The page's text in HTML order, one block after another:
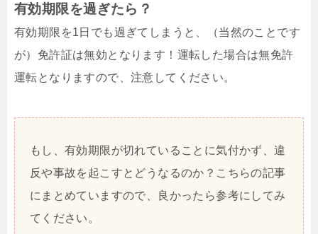
有効期限を過ぎたら？
有効期限を1日でも過ぎてしまうと、（当然のことです
が）免許証は無効となります！運転した場合は無免許
運転となりますので、注意してください。
もし、有効期限が切れていることに気付かず、違
反や事故を起こすとどうなるのか？こちらの記事
にまとめていますので、良かったら参考にしてみ
てください。